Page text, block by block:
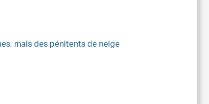
mais des pénitents de neige